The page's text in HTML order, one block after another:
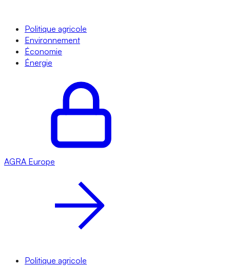
Politique agricole
Environnement
Économie
Énergie
AGRA Europe
Politique agricole